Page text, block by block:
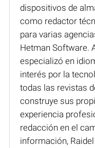
dispositivos de
como redactor
para varias
Hetman Software.
especializó en
interés por la
todas las revistas
construye sus
experiencia
redacción en el
información,